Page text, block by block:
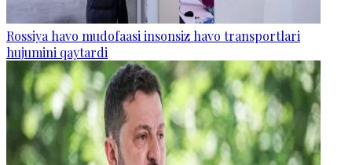
Rossiya havo mudofaasi insonsiz havo transportlari
hujumini qaytardi